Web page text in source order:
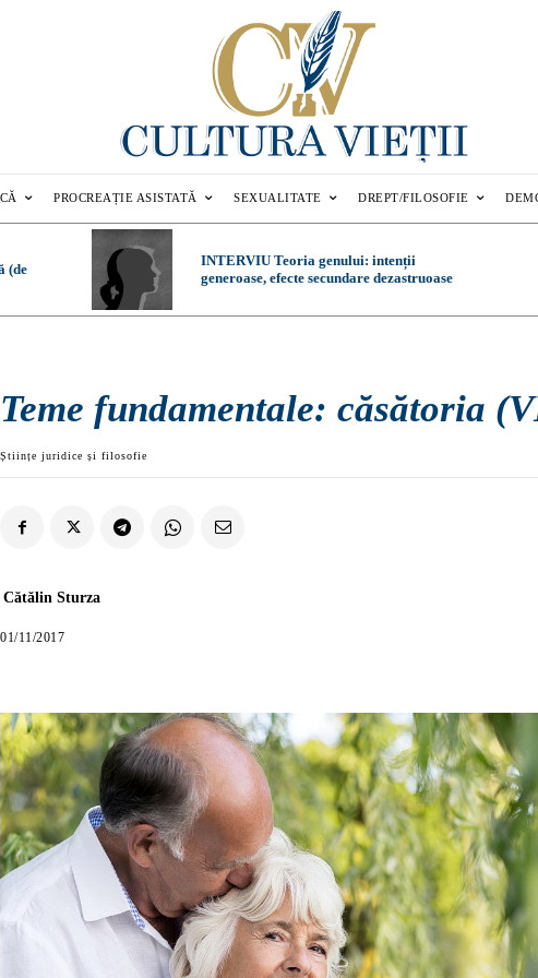
PROCREAȚIE ASISTATĂ SEXUALITATE DREPT/FILOSOFIE
(de
INTERVIU Teoria genului: intenții
generoase, efecte secundare dezastruoase
Teme fundamentale: căsătoria
Științe juridice și filosofie
Cătălin Sturza
01/11/2017